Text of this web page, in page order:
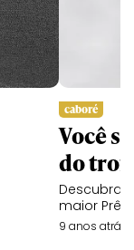
caboré
Você
do
Descubra
maior
9 anos atrás